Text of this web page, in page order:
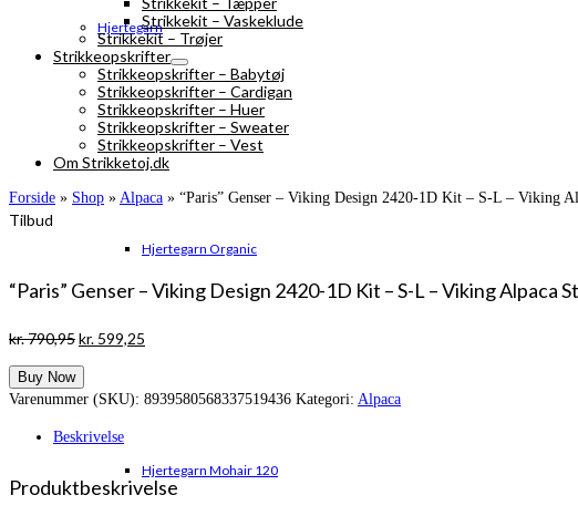
Hjertegarn
Hjertegarn Organic
Hjertegarn Mohair 120
Strikkekit – Vaskeklude
Strikkekit – Trøjer
Strikkeopskrifter
Strikkeopskrifter – Babytøj
Strikkeopskrifter – Cardigan
Strikkeopskrifter – Huer
Strikkeopskrifter – Sweater
Strikkeopskrifter – Vest
Om Strikketoj.dk
Forside » Shop » Alpaca » “Paris” Genser – Viking Design 2420-1D Kit – S-L – Viking
Tilbud
“Paris” Genser – Viking Design 2420-1D Kit – S-L – Viking Alpaca
kr.790,95Den
pris
var:
kr. 599,25
er:
Buy Now
Varenummer (SKU): 8939580568337519436 Kategori: Alpaca
Beskrivelse
Produktbeskrivelse